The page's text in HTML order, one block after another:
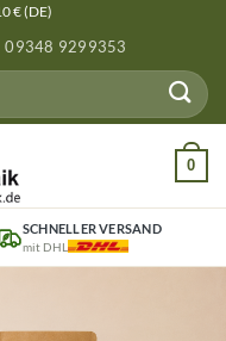
€ (DE)
09348 9299353
0
SCHNELLER VERSAND
mit DHL